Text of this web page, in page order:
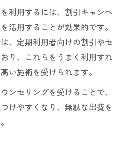
利用するには、割引キャンペ
活用することが効果的です。
、定期利用者向けの割引やセ
り、これらをうまく利用すれ
い施術を受けられます。
ンセリングを受けることで、
けやすくなり、無駄な出費を